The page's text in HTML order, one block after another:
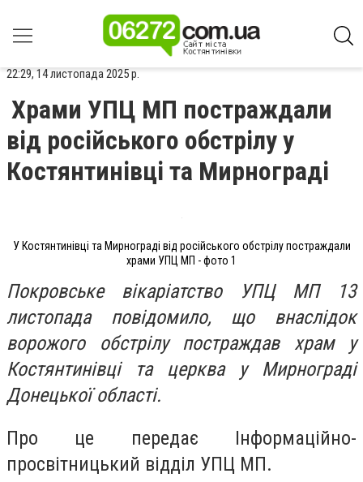
22:29, 14 листопада 2025 р.
Храми УПЦ МП постраждали
від російського обстрілу у
Костянтинівці та Мирнограді
У Костянтинівці та Мирнограді від російського обстрілу постраждали
храми УПЦ МП - фото 1
Покровське вікаріатство УПЦ МП 13
листопада повідомило, що внаслідок
ворожого обстрілу постраждав храм у
Костянтинівці та церква у Мирнограді
Донецької області.
Про це передає Інформаційно-
просвітницький відділ УПЦ МП.